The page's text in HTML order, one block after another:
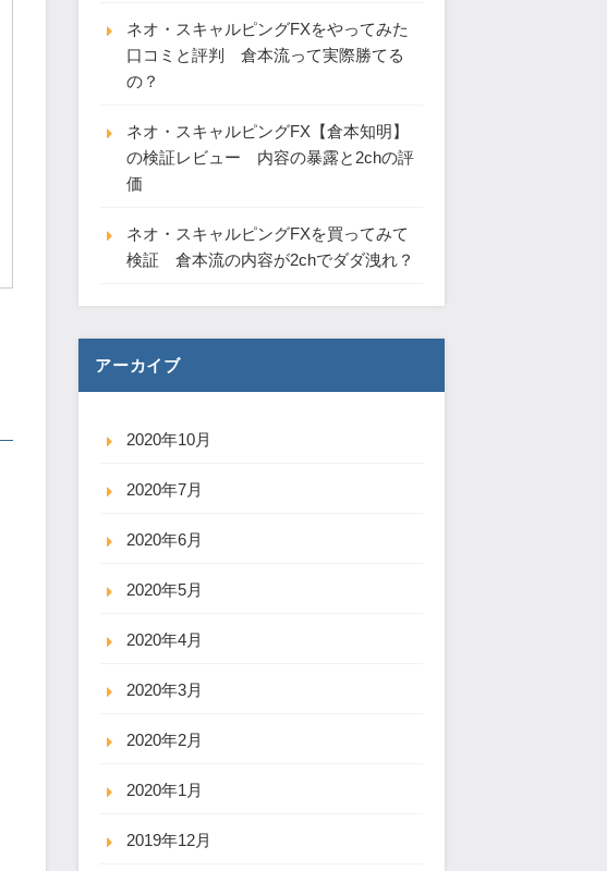
ネオ・スキャルピングFXをやってみた
口コミと評判 倉本流って実際勝てる
の？
ネオ・スキャルピングFX【倉本知明】
の検証レビュー 内容の暴露と2chの評
価
ネオ・スキャルピングFXを買ってみて
検証 倉本流の内容が2chでダダ洩れ？
アーカイブ
2020年10月
2020年7月
2020年6月
2020年5月
2020年4月
2020年3月
2020年2月
2020年1月
2019年12月